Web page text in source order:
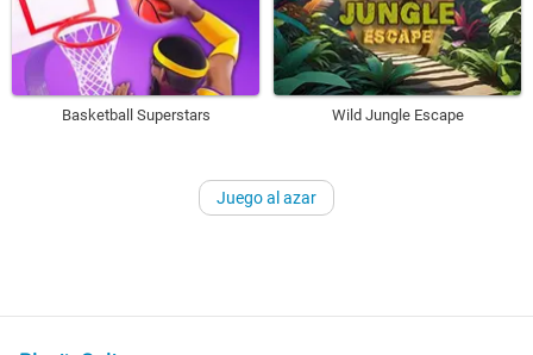
Basketball Superstars Wild Jungle Escape
Juego al azar